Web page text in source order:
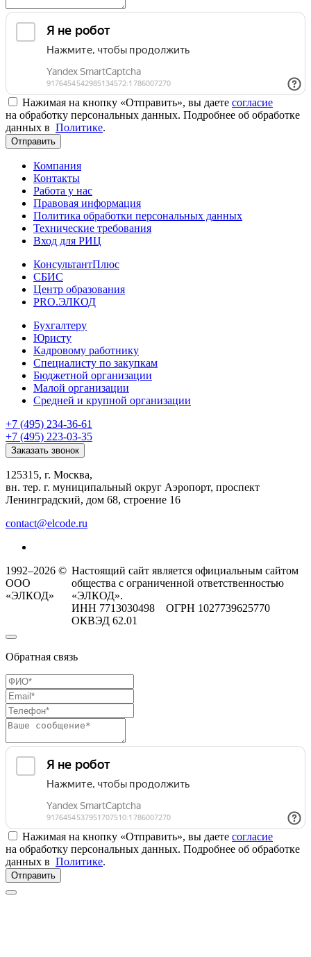
Нажимая на кнопку «Отправить», вы даете согласие
на обработку персональных данных. Подробнее об обработке
данных в Политике.
Отправить
Компания
Контакты
Работа у нас
Правовая информация
Политика обработки персональных данных
Технические требования
Вход для РИЦ
КонсультантПлюс
СБИС
Центр образования
PRO.ЭЛКОД
Бухгалтеру
Юристу
Кадровому работнику
Специалисту по закупкам
Бюджетной организации
Малой организации
Средней и крупной организации
+7 (495) 234-36-61
+7 (495) 223-03-35
Заказать звонок
125315, г. Москва,
вн. тер. г. муниципальный округ Аэропорт, проспект
Ленинградский, дом 68, строение 16
contact@elcode.ru
1992–2026 ©
ООО
«ЭЛКОД»
Настоящий сайт является официальным сайтом
общества с ограниченной ответственностью
«ЭЛКОД».
ИНН 7713030498 ОГРН 1027739625770
ОКВЭД 62.01
Обратная связь
Нажимая на кнопку «Отправить», вы даете согласие
на обработку персональных данных. Подробнее об обработке
данных в Политике.
Отправить